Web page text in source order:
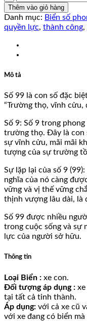
số
lượng
Thêm vào giỏ hàng
Danh mục: Biển số
quyền lực, thành công,
Mô tả
Số 99 là con số đặc
“Trường thọ, vĩnh cửu,
Số 9: Số 9 trong
trường thọ. Đây là con
sự vĩnh cửu, mãi mãi
tượng của sự trường
Sự lặp lại của số 9
nghĩa của nó càng
vững và vị thế vững
thịnh vượng lâu dài, là
Số 99 được nhiều
trong cuộc sống và sự
lực của người sở hữu.
Thông tin
Loại Biển : xe con.
Đối tượng áp dụng :
tại tất cả tỉnh thành.
Áp dụng: với cả xe cũ
với xe đang có biển